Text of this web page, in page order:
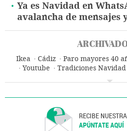
Ya es Navidad en
avalancha de mensajes
Ikea Cádiz Paro mayores 40
Youtube
Tradiciones Navidad
RECIBE
APÚNTATE AQUÍ